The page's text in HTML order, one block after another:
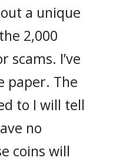
a unique
2,000
scams. I’ve
paper. The
to I will tell
no
coins will